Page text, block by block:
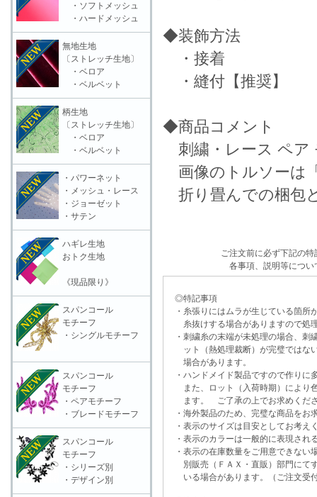
◆装飾方法
・接着
・縫付【推奨】
◆商品コメント
刺繍・レース ペア
画像のトルソーは
折り畳んでの梱包
ご注文前に必ず下記の
各事項、説明等につい
◎特記事項
・糸張りにはムラが生じている箇所
糸抜けする場合がありますので処
・刺繍糸の末端が未処理の場合、刺
ット（熱処理裁断）が完璧ではな
場合があります。
・ハンドメイド製品ですので作りに
また、ロット（入荷時期）により
ます。 ご了承の上でお求めくだ
・海外製品のため、完璧な商品をお
・表示のサイズは目安としてお考え
・表示のカラーは一般的に表現され
・表示の在庫数量をご用意できな
別販売（ＦＡＸ・直販）部門にて
いる場合があります。（ご注文受
・ソフトメッシュ
・ハードメッシュ
無地生地
〔ストレッチ生地〕
・ベロア
・ベルベット
柄生地
〔ストレッチ生地〕
・ベロア
・ベルベット
・パワーネット
・メッシュ・レース
・ジョーゼット
・サテン
ハギレ生地
おトク生地
《現品限り》
スパンコール
モチーフ
・シングルモチーフ
スパンコール
モチーフ
・ペアモチーフ
・ブレードモチーフ
スパンコール
モチーフ
・シリーズ別
・デザイン別